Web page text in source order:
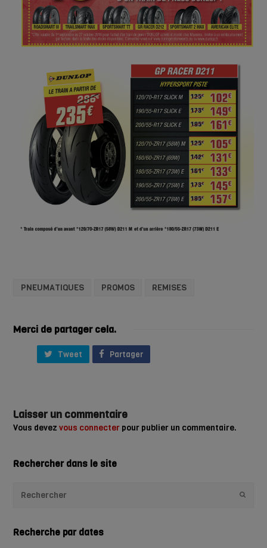
PNEUMATIQUES PROMOS REMISES
Merci de partager cela.
Tweet Partager
Laisser un commentaire
Vous devezvous connecter pour publier un commentaire.
Rechercher dans le site
Recherche par dates